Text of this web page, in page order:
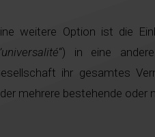
weitere Option ist die
“) in eine
ihr gesamtes
mehrere bestehende oder